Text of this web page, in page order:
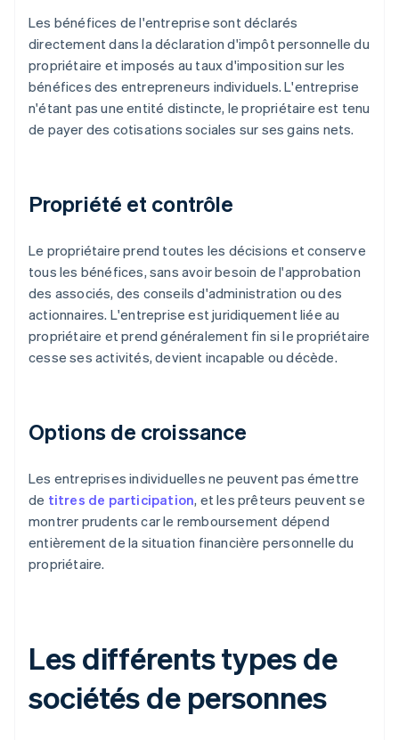
Les bénéfices de l'entreprise sont déclarés
directement dans la déclaration d'impôt personnelle du
propriétaire et imposés au taux d'imposition sur les
bénéfices des entrepreneurs individuels. L'entreprise
n'étant pas une entité distincte, le propriétaire est tenu
de payer des cotisations sociales sur ses gains nets.
Propriété et contrôle
Le propriétaire prend toutes les décisions et conserve
tous les bénéfices, sans avoir besoin de l'approbation
des associés, des conseils d'administration ou des
actionnaires. L'entreprise est juridiquement liée au
propriétaire et prend généralement fin si le propriétaire
cesse ses activités, devient incapable ou décède.
Options de croissance
Les entreprises individuelles ne peuvent pas émettre
de titres de participation, et les prêteurs peuvent se
montrer prudents car le remboursement dépend
entièrement de la situation financière personnelle du
propriétaire.
Les différents types de
sociétés de personnes